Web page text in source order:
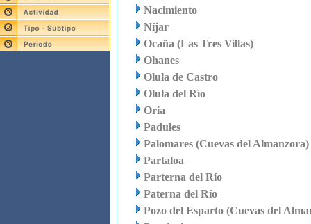
Nacimiento
Níjar
Ocaña (Las Tres Villas)
Ohanes
Olula de Castro
Olula del Río
Oria
Padules
Palomares (Cuevas del Almanzora)
Partaloa
Parterna del Río
Paterna del Río
Pozo del Esparto (Cuevas del